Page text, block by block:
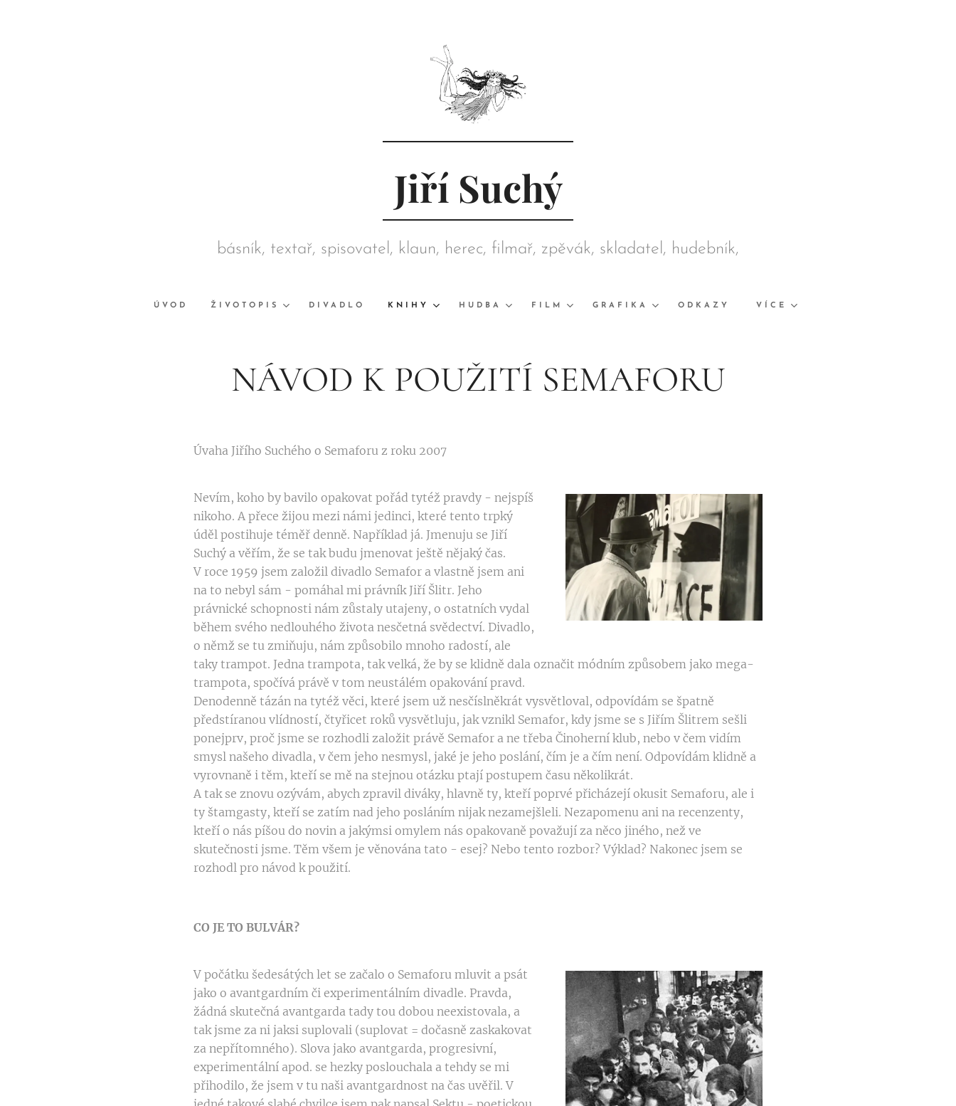
Jiří Suchý
básník, textař, spisovatel, klaun, herec, filmař, zpěvák, skladatel, hudebník,
ÚVOD ŽIVOTOPIS DIVADLO KNIHY HUDBA FILM GRAFIKA ODKAZY VÍCE
NÁVOD K POUŽITÍ SEMAFORU
Úvaha Jiřího Suchého o Semaforu z roku 2007
Nevím, koho by bavilo opakovat pořád tytéž pravdy - nejspíš
nikoho. A přece žijou mezi námi jedinci, které tento trpký
úděl postihuje téměř denně. Například já. Jmenuju se Jiří
Suchý a věřím, že se tak budu jmenovat ještě nějaký čas.
V roce 1959 jsem založil divadlo Semafor a vlastně jsem ani
na to nebyl sám - pomáhal mi právník Jiří Šlitr. Jeho
právnické schopnosti nám zůstaly utajeny, o ostatních vydal
během svého nedlouhého života nesčetná svědectví. Divadlo,
o němž se tu zmiňuju, nám způsobilo mnoho radostí, ale
taky trampot. Jedna trampota, tak velká, že by se klidně dala označit módním způsobem jako mega-
trampota, spočívá právě v tom neustálém opakování pravd.
Denodenně tázán na tytéž věci, které jsem už nesčíslněkrát vysvětloval, odpovídám se špatně
předstíranou vlídností, čtyřicet roků vysvětluju, jak vznikl Semafor, kdy jsme se s Jiřím Šlitrem sešli
ponejprv, proč jsme se rozhodli založit právě Semafor a ne třeba Činoherní klub, nebo v čem vidím
smysl našeho divadla, v čem jeho nesmysl, jaké je jeho poslání, čím je a čím není. Odpovídám klidně a
vyrovnaně i těm, kteří se mě na stejnou otázku ptají postupem času několikrát.
A tak se znovu ozývám, abych zpravil diváky, hlavně ty, kteří poprvé přicházejí okusit Semaforu, ale i
ty štamgasty, kteří se zatím nad jeho posláním nijak nezamejšleli. Nezapomenu ani na recenzenty,
kteří o nás píšou do novin a jakýmsi omylem nás opakovaně považují za něco jiného, než ve
skutečnosti jsme. Těm všem je věnována tato - esej? Nebo tento rozbor? Výklad? Nakonec jsem se
rozhodl pro návod k použití.
CO JE TO BULVÁR?
V počátku šedesátých let se začalo o Semaforu mluvit a psát
jako o avantgardním či experimentálním divadle. Pravda,
žádná skutečná avantgarda tady tou dobou neexistovala, a
tak jsme za ni jaksi suplovali (suplovat = dočasně zaskakovat
za nepřítomného). Slova jako avantgarda, progresivní,
experimentální apod. se hezky poslouchala a tehdy se mi
přihodilo, že jsem v tu naši avantgardnost na čas uvěřil. V